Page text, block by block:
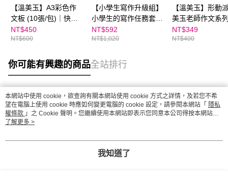
【溫美玉】A3彩色作
文板 (10張/包)｜快速
提升寫作力，一學就會
小作文
NT$450
NT$600
【小學生寫作升級組】
小學生的寫作任務套書
（附贈超實用心智圖任
務卡2張）+【溫美玉】
NT$592
NT$1,020
【溫美玉】形動
美玉老師作文系
NT$349
NT$400
你可能有興趣的商品全站排行
熱門標籤
本網站中使用 cookie，欲查詢有關本網站使用 cookie 方式之詳情，及若您不希
望在電腦上使用 cookie 時應如何變更電腦的 cookie 設定，請參閱本網站「 隱私
權條款 」之 Cookie 聲明。您繼續使用本網站即表示您同意本公司得按本網站使
用條款之 Cookie 聲明使用 cookie。
了解更多 >
我知道了